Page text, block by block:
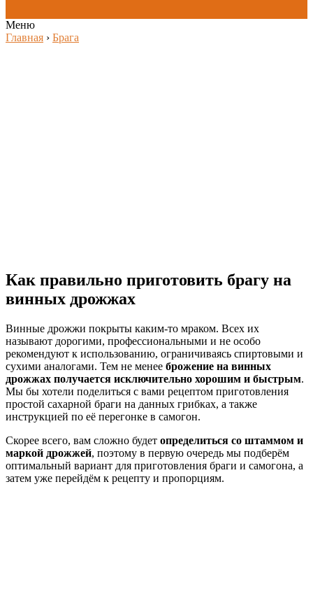
Меню
Главная › Брага
Как правильно приготовить брагу на
винных дрожжах
Винные дрожжи покрыты каким-то мраком. Всех их
называют дорогими, профессиональными и не особо
рекомендуют к использованию, ограничиваясь спиртовыми и
сухими аналогами. Тем не менее брожение на винных
дрожжах получается исключительно хорошим и быстрым.
Мы бы хотели поделиться с вами рецептом приготовления
простой сахарной браги на данных грибках, а также
инструкцией по её перегонке в самогон.
Скорее всего, вам сложно будет определиться со штаммом и
маркой дрожжей, поэтому в первую очередь мы подберём
оптимальный вариант для приготовления браги и самогона, а
затем уже перейдём к рецепту и пропорциям.